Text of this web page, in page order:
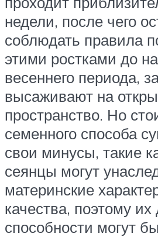
недели, после чего
соблюдать правила
этими ростками до
весеннего периода,
высаживают на
пространство. Но
семенного способа
свои минусы, такие
сеянцы могут
материнские
качества, поэтому
способности могут